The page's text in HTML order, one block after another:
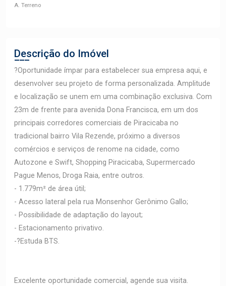
A. Terreno
Descrição do Imóvel
?Oportunidade ímpar para estabelecer sua empresa aqui, e
desenvolver seu projeto de forma personalizada. Amplitude
e localização se unem em uma combinação exclusiva. Com
23m de frente para avenida Dona Francisca, em um dos
principais corredores comerciais de Piracicaba no
tradicional bairro Vila Rezende, próximo a diversos
comércios e serviços de renome na cidade, como
Autozone e Swift, Shopping Piracicaba, Supermercado
Pague Menos, Droga Raia, entre outros.
- 1.779m² de área útil;
- Acesso lateral pela rua Monsenhor Gerônimo Gallo;
- Possibilidade de adaptação do layout;
- Estacionamento privativo.
-?Estuda BTS.
Excelente oportunidade comercial, agende sua visita.